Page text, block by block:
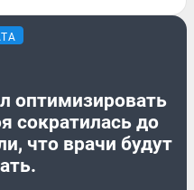
оптимизировать
сократилась до
что врачи будут